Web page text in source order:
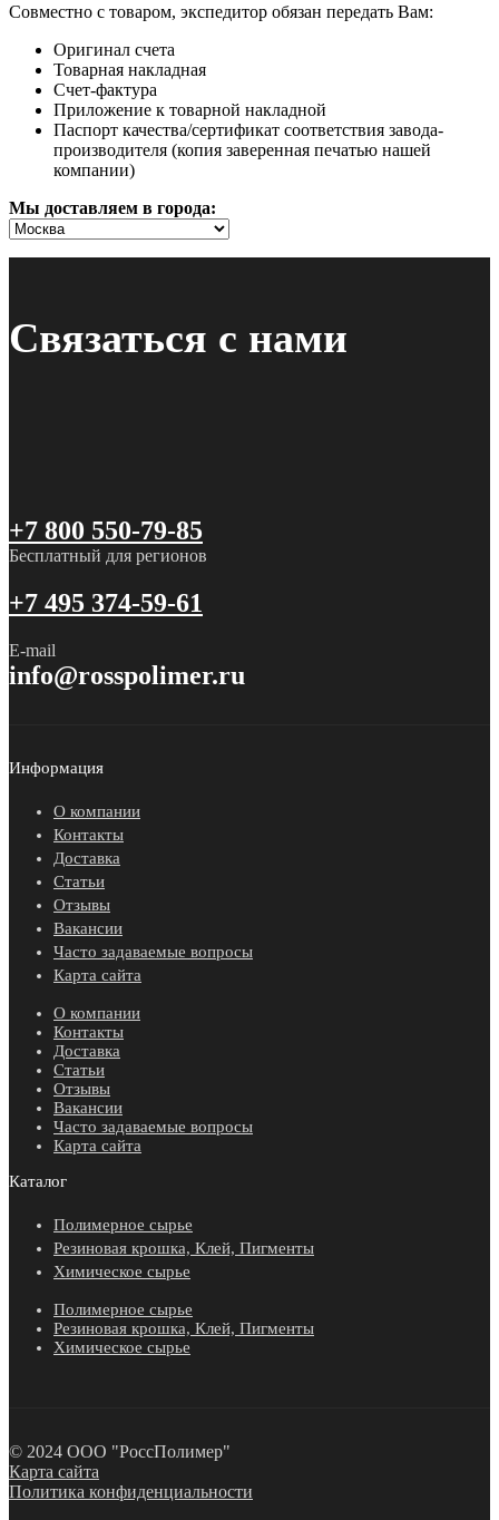
Совместно с товаром, экспедитор обязан передать Вам:
Оригинал счета
Товарная накладная
Счет-фактура
Приложение к товарной накладной
Паспорт качества/сертификат соответствия завода-
производителя (копия заверенная печатью нашей
компании)
Мы доставляем в города:
Связаться с нами
+7 800 550-79-85
Бесплатный для регионов
+7 495 374-59-61
E-mail
info@rosspolimer.ru
Информация
О компании
Контакты
Доставка
Статьи
Отзывы
Вакансии
Часто задаваемые вопросы
Карта сайта
О компании
Контакты
Доставка
Статьи
Отзывы
Вакансии
Часто задаваемые вопросы
Карта сайта
Каталог
Полимерное сырье
Резиновая крошка, Клей, Пигменты
Химическое сырье
Полимерное сырье
Резиновая крошка, Клей, Пигменты
Химическое сырье
© 2024 ООО "РоссПолимер"
Карта сайта
Политика конфиденциальности